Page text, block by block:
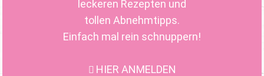
leckeren Rezepten und
tollen Abnehmtipps.
Einfach mal rein schnuppern!
HIER ANMELDEN